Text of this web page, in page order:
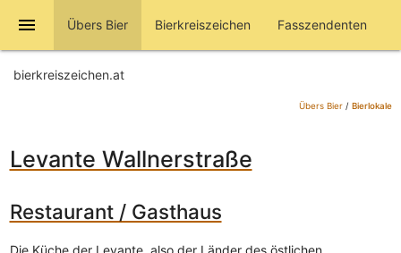
menu Übers Bier Bierkreiszeichen Fasszendenten
bierkreiszeichen.at
Übers Bier/ Bierlokale
Levante Wallnerstraße
Restaurant / Gasthaus